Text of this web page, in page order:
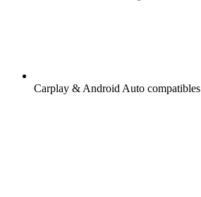
Carplay & Android Auto compatibles